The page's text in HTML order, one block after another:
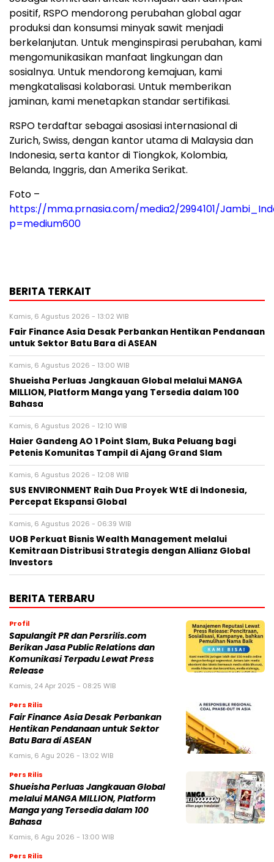
positif, RSPO mendorong perubahan global agar
produksi dan konsumsi minyak sawit menjadi
berkelanjutan. Untuk menginspirasi perubahan, kami
mengomunikasikan manfaat lingkungan dan
sosialnya. Untuk mendorong kemajuan, kami
mengkatalisasi kolaborasi. Untuk memberikan
jaminan, kami menetapkan standar sertifikasi.
RSPO terdaftar sebagai asosiasi internasional di
Zurich, Swiss, dengan kantor utama di Malaysia dan
Indonesia, serta kantor di Tiongkok, Kolombia,
Belanda, Inggris, dan Amerika Serikat.
Foto –
https://mma.prnasia.com/media2/2994101/
p=medium600
BERITA TERKAIT
Kamis, 6 Agustus 2026 - 13:02 WIB
Fair Finance Asia Desak Perbankan Hentikan Pendanaan
untuk Sektor Batu Bara di ASEAN
Kamis, 6 Agustus 2026 - 13:00 WIB
Shueisha Perluas Jangkauan Global melalui MANGA
MILLION, Platform Manga yang Tersedia dalam 100
Bahasa
Kamis, 6 Agustus 2026 - 12:10 WIB
Haier Gandeng AO 1 Point Slam, Buka Peluang bagi
Petenis Komunitas Tampil di Ajang Grand Slam
Kamis, 6 Agustus 2026 - 12:08 WIB
SUS ENVIRONMENT Raih Dua Proyek WtE di Indonesia,
Percepat Ekspansi Global
Kamis, 6 Agustus 2026 - 06:39 WIB
UOB Perkuat Bisnis Wealth Management melalui
Kemitraan Distribusi Strategis dengan Allianz Global
Investors
BERITA TERBARU
Profil
Sapulangit PR dan Persrilis.com
Berikan Jasa Public Relations dan
Komunikasi Terpadu Lewat Press
Release
Kamis, 24 Apr 2025 - 08:25 WIB
Pers Rilis
Fair Finance Asia Desak Perbankan
Hentikan Pendanaan untuk Sektor
Batu Bara di ASEAN
Kamis, 6 Agu 2026 - 13:02 WIB
Pers Rilis
Shueisha Perluas Jangkauan Global
melalui MANGA MILLION, Platform
Manga yang Tersedia dalam 100
Bahasa
Kamis, 6 Agu 2026 - 13:00 WIB
Pers Rilis